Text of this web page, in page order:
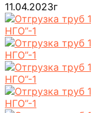
11.04.2023г